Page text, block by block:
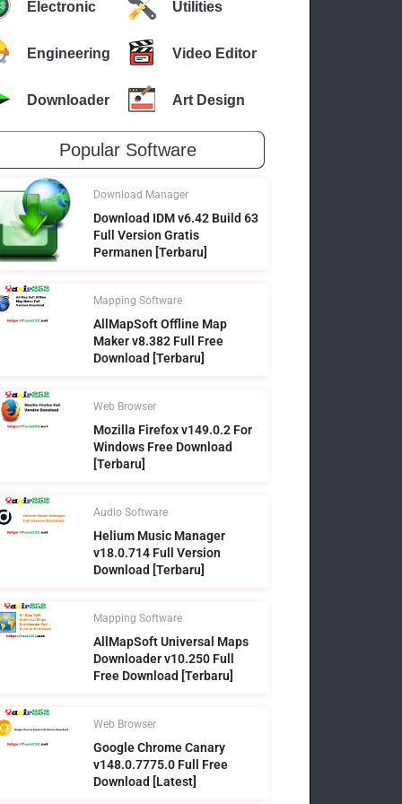
Electronic Utilities
Engineering Video Editor
Downloader Art Design
Popular Software
Download Manager
Download IDM v6.42 Build 63
Full Version Gratis
Permanen [Terbaru]
Mapping Software
AllMapSoft Offline Map
Maker v8.382 Full Free
Download [Terbaru]
Web Browser
Mozilla Firefox v149.0.2 For
Windows Free Download
[Terbaru]
Audio Software
Helium Music Manager
v18.0.714 Full Version
Download [Terbaru]
Mapping Software
AllMapSoft Universal Maps
Downloader v10.250 Full
Free Download [Terbaru]
Web Browser
Google Chrome Canary
v148.0.7775.0 Full Free
Download [Latest]